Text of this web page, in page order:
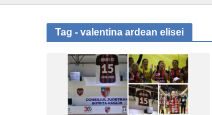
Tag - valentina ardean elisei